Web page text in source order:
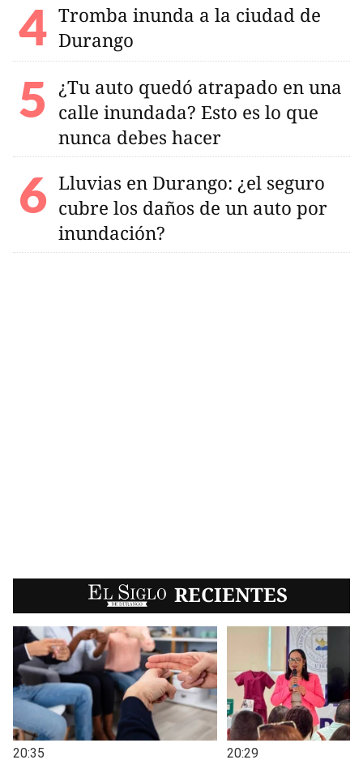
Tromba inunda a la ciudad de
Durango
¿Tu auto quedó atrapado en una
calle inundada? Esto es lo que
nunca debes hacer
Lluvias en Durango: ¿el seguro
cubre los daños de un auto por
inundación?
EL SIGLO RECIENTES